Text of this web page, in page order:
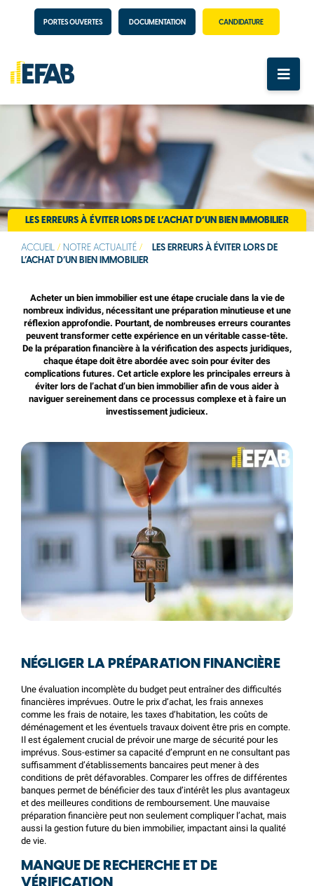
PORTES OUVERTES DOCUMENTATION CANDIDATURE
LES ERREURS À ÉVITER LORS DE L’ACHAT D’UN BIEN IMMOBILIER
ACCUEIL / NOTRE ACTUALITÉ /
LES ERREURS À ÉVITER LORS DE
L’ACHAT D’UN BIEN IMMOBILIER
Acheter un bien immobilier est une étape cruciale dans la vie de
nombreux individus, nécessitant une préparation minutieuse et une
réflexion approfondie. Pourtant, de nombreuses erreurs courantes
peuvent transformer cette expérience en un véritable casse-tête.
De la préparation financière à la vérification des aspects juridiques,
chaque étape doit être abordée avec soin pour éviter des
complications futures. Cet article explore les principales erreurs à
éviter lors de l’achat d’un bien immobilier afin de vous aider à
naviguer sereinement dans ce processus complexe et à faire un
investissement judicieux.
NÉGLIGER LA PRÉPARATION FINANCIÈRE
Une évaluation incomplète du budget peut entraîner des difficultés
financières imprévues. Outre le prix d’achat, les frais annexes
comme les frais de notaire, les taxes d’habitation, les coûts de
déménagement et les éventuels travaux doivent être pris en compte.
Il est également crucial de prévoir une marge de sécurité pour les
imprévus. Sous-estimer sa capacité d’emprunt en ne consultant pas
suffisamment d’établissements bancaires peut mener à des
conditions de prêt défavorables. Comparer les offres de différentes
banques permet de bénéficier des taux d’intérêt les plus avantageux
et des meilleures conditions de remboursement. Une mauvaise
préparation financière peut non seulement compliquer l’achat, mais
aussi la gestion future du bien immobilier, impactant ainsi la qualité
de vie.
MANQUE DE RECHERCHE ET DE
VÉRIFICATION